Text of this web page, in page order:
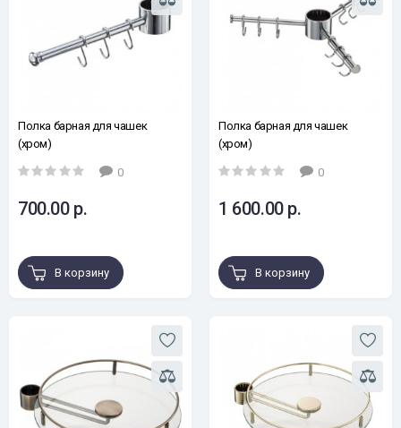
Полка барная для чашек
(хром)
0
700.00 р.
В корзину
Полка барная для чашек
(хром)
0
1 600.00 р.
В корзину